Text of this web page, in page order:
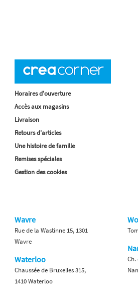
Horaires d'ouverture
Accès aux magasins
Livraison
Retours d'articles
Une histoire de famille
Remises spéciales
Gestion des cookies
Wavre
Rue de la Wastinne 15, 1301
Wavre
Waterloo
Chaussée de Bruxelles 315,
1410 Waterloo
Ch.